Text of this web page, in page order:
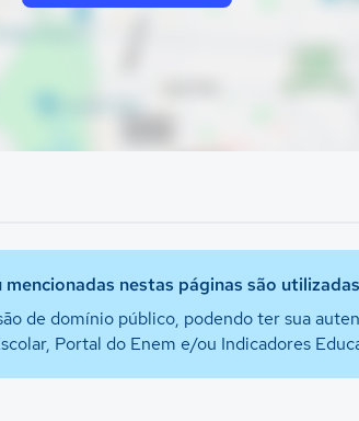
nestas páginas são
de domínio público, podendo ter sua
Portal do Enem e/ou Indicadores